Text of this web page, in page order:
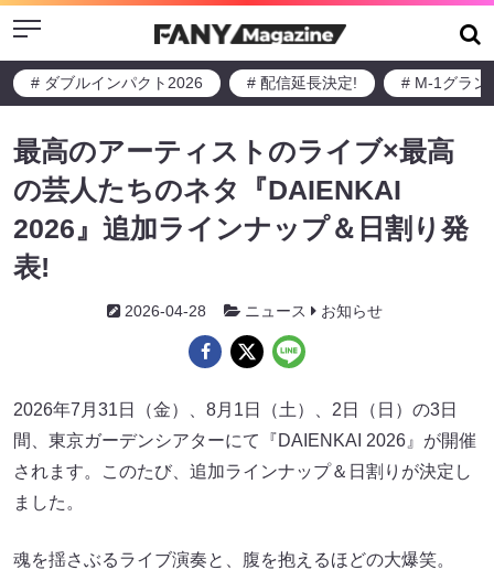
Menu
# ダブルインパクト2026 # 配信延長決定! # M-1グラン
最高のアーティストのライブ×最高
の芸人たちのネタ『DAIENKAI
2026』追加ラインナップ＆日割り発
表!
2026-04-28 ニュース お知らせ
2026年7月31日（金）、8月1日（土）、2日（日）の3日
間、東京ガーデンシアターにて『DAIENKAI 2026』が開催
されます。このたび、追加ラインナップ＆日割りが決定し
ました。
魂を揺さぶるライブ演奏と、腹を抱えるほどの大爆笑。